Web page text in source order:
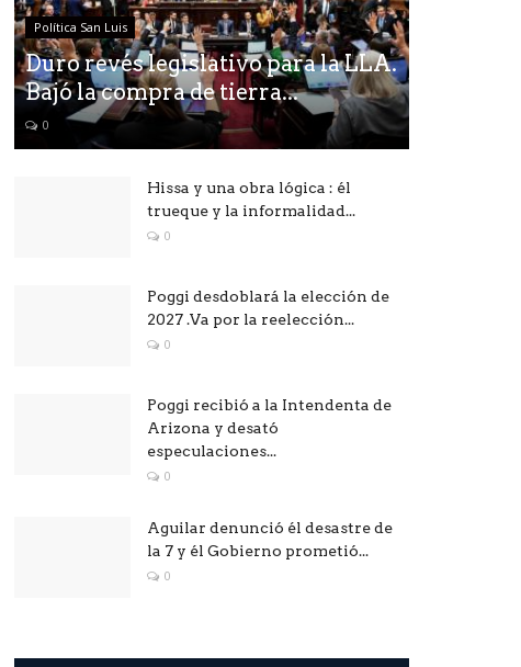
Política San Luis
Duro revés legislativo para la LLA.
Bajó la compra de tierra...
0
Hissa y una obra lógica : él
trueque y la informalidad...
0
Poggi desdoblará la elección de
2027 .Va por la reelección...
0
Poggi recibió a la Intendenta de
Arizona y desató
especulaciones...
0
Aguilar denunció él desastre de
la 7 y él Gobierno prometió...
0